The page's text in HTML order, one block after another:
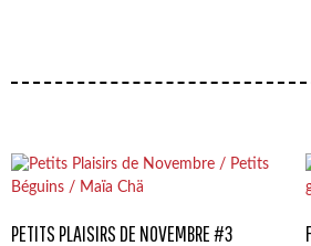
PETITS PLAISIRS DE NOVEMBRE #3